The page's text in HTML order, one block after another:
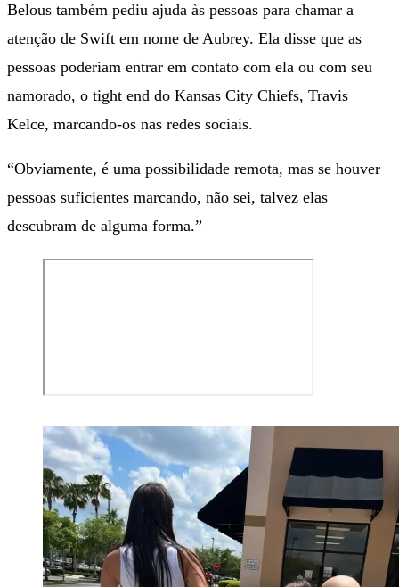
Belous também pediu ajuda às pessoas para chamar a
atenção de Swift em nome de Aubrey. Ela disse que as
pessoas poderiam entrar em contato com ela ou com seu
namorado, o tight end do Kansas City Chiefs, Travis
Kelce, marcando-os nas redes sociais.
“Obviamente, é uma possibilidade remota, mas se houver
pessoas suficientes marcando, não sei, talvez elas
descubram de alguma forma.”